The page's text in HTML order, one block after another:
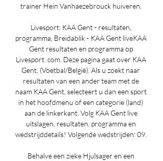
trainer Hein Vanhaezebrouck huiveren.
Livesport: KAA Gent - resultaten,
programma, Breidablik - KAA Gent liveKAA
Gent resultaten en programma op
Livesport. com. Deze pagina gaat over KAA
Gent, (Voetbal/België). Als u zoekt naar
resultaten van een ander team met de
naam KAA Gent, selecteert u dan een sport
in het hoofdmenu of een categorie (land)
aan de linkerkant. Volg KAA Gent live
uitslagen, resultaten, programma en
wedstrijddetails! Volgende wedstrijden: 09.
Behalve een zieke Hjulsager en een